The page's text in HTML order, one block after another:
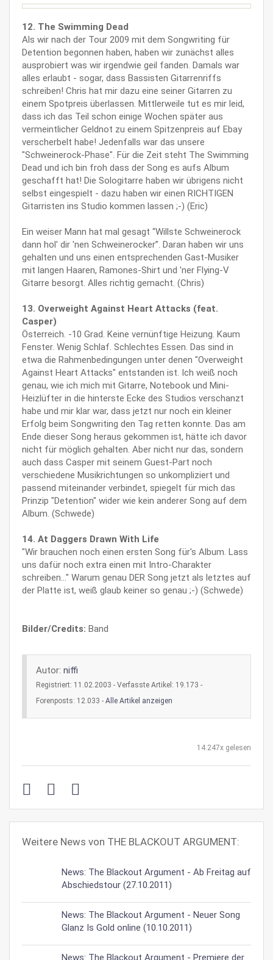
12. The Swimming Dead
Als wir nach der Tour 2009 mit dem Songwriting für
Detention begonnen haben, haben wir zunächst alles
ausprobiert was wir irgendwie geil fanden. Damals war
alles erlaubt - sogar, dass Bassisten Gitarrenriffs
schreiben! Chris hat mir dazu eine seiner Gitarren zu
einem Spotpreis überlassen. Mittlerweile tut es mir leid,
dass ich das Teil schon einige Wochen später aus
vermeintlicher Geldnot zu einem Spitzenpreis auf Ebay
verscherbelt habe! Jedenfalls war das unsere
"Schweinerock-Phase". Für die Zeit steht The Swimming
Dead und ich bin froh dass der Song es aufs Album
geschafft hat! Die Sologitarre haben wir übrigens nicht
selbst eingespielt - dazu haben wir einen RICHTIGEN
Gitarristen ins Studio kommen lassen ;-) (Eric)
Ein weiser Mann hat mal gesagt “Willste Schweinerock
dann hol' dir 'nen Schweinerocker”. Daran haben wir uns
gehalten und uns einen entsprechenden Gast-Musiker
mit langen Haaren, Ramones-Shirt und 'ner Flying-V
Gitarre besorgt. Alles richtig gemacht. (Chris)
13. Overweight Against Heart Attacks (feat.
Casper)
Österreich. -10 Grad. Keine vernünftige Heizung. Kaum
Fenster. Wenig Schlaf. Schlechtes Essen. Das sind in
etwa die Rahmenbedingungen unter denen "Overweight
Against Heart Attacks" entstanden ist. Ich weiß noch
genau, wie ich mich mit Gitarre, Notebook und Mini-
Heizlüfter in die hinterste Ecke des Studios verschanzt
habe und mir klar war, dass jetzt nur noch ein kleiner
Erfolg beim Songwriting den Tag retten konnte. Das am
Ende dieser Song heraus gekommen ist, hätte ich davor
nicht für möglich gehalten. Aber nicht nur das, sondern
auch dass Casper mit seinem Guest-Part noch
verschiedene Musikrichtungen so unkompliziert und
passend miteinander verbindet, spiegelt für mich das
Prinzip "Detention" wider wie kein anderer Song auf dem
Album. (Schwede)
14. At Daggers Drawn With Life
"Wir brauchen noch einen ersten Song für's Album. Lass
uns dafür noch extra einen mit Intro-Charakter
schreiben..." Warum genau DER Song jetzt als letztes auf
der Platte ist, weiß glaub keiner so genau ;-) (Schwede)
Bilder/Credits: Band
Autor: niffi
Registriert: 11.02.2003 - Verfasste Artikel: 19.173 -
Forenposts: 12.033 - Alle Artikel anzeigen
14.247x gelesen
Weitere News von THE BLACKOUT ARGUMENT:
News: The Blackout Argument - Ab Freitag auf
Abschiedstour (27.10.2011)
News: The Blackout Argument - Neuer Song
Glanz Is Gold online (10.10.2011)
News: The Blackout Argument - Premiere der